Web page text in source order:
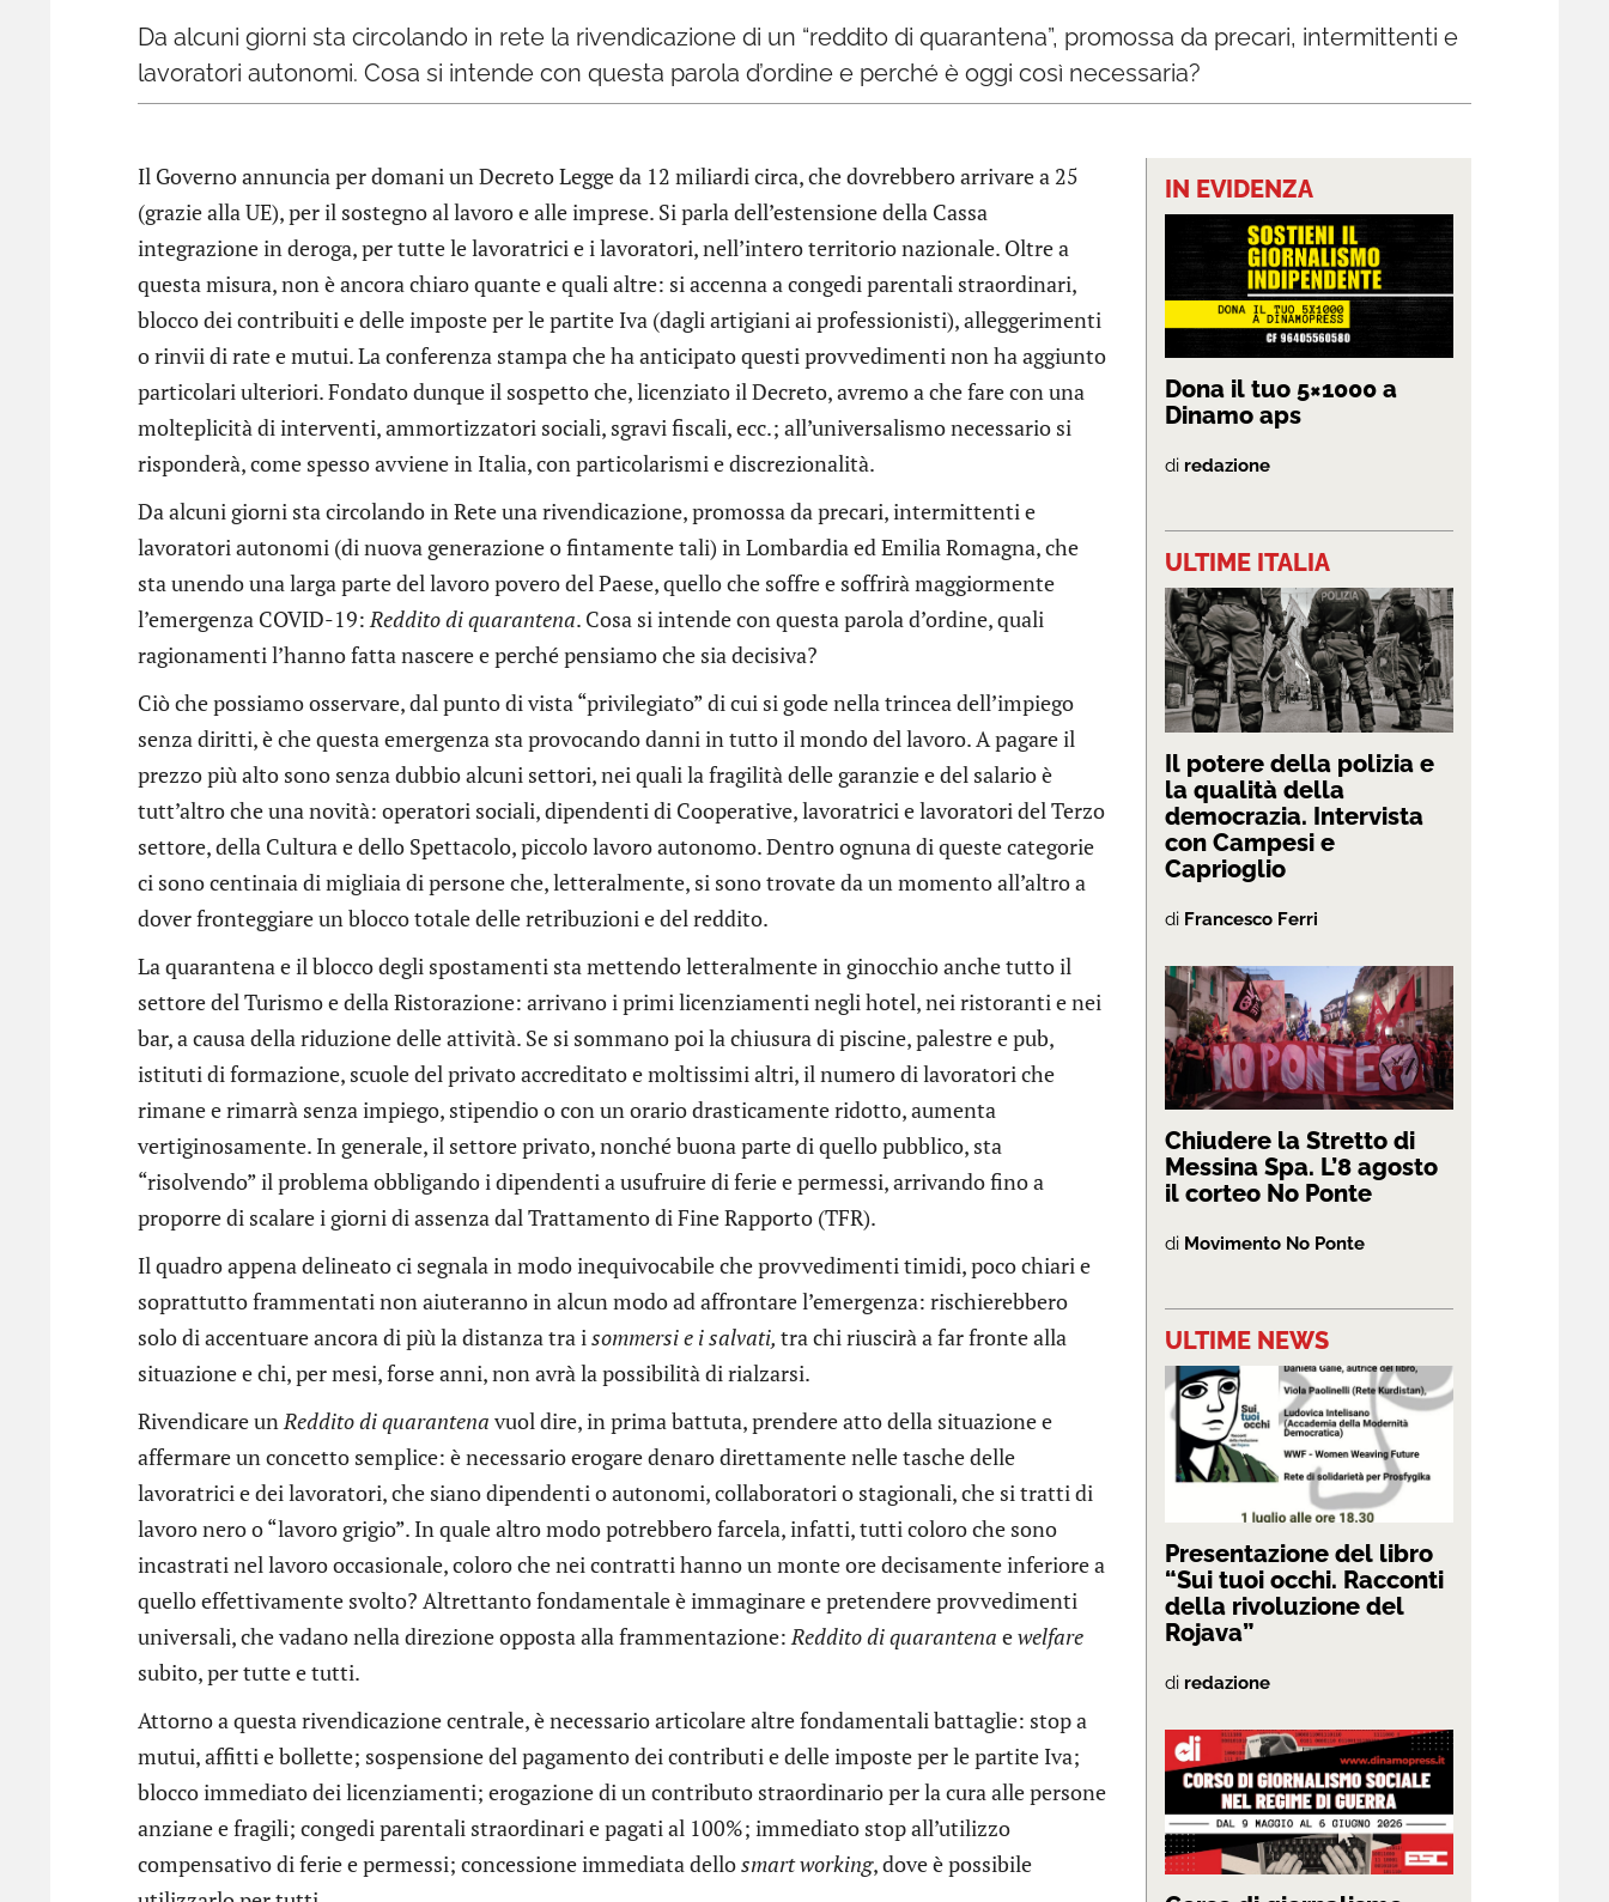
Da alcuni giorni sta circolando in rete la rivendicazione di un “reddito di quarantena”, promossa da precari, intermittenti e
lavoratori autonomi. Cosa si intende con questa parola d’ordine e perché è oggi così necessaria?
Il Governo annuncia per domani un Decreto Legge da 12 miliardi circa, che dovrebbero arrivare a 25
(grazie alla UE), per il sostegno al lavoro e alle imprese. Si parla dell’estensione della Cassa
integrazione in deroga, per tutte le lavoratrici e i lavoratori, nell’intero territorio nazionale. Oltre a
questa misura, non è ancora chiaro quante e quali altre: si accenna a congedi parentali straordinari,
blocco dei contribuiti e delle imposte per le partite Iva (dagli artigiani ai professionisti), alleggerimenti
o rinvii di rate e mutui. La conferenza stampa che ha anticipato questi provvedimenti non ha aggiunto
particolari ulteriori. Fondato dunque il sospetto che, licenziato il Decreto, avremo a che fare con una
molteplicità di interventi, ammortizzatori sociali, sgravi fiscali, ecc.; all’universalismo necessario si
risponderà, come spesso avviene in Italia, con particolarismi e discrezionalità.
Da alcuni giorni sta circolando in Rete una rivendicazione, promossa da precari, intermittenti e
lavoratori autonomi (di nuova generazione o fintamente tali) in Lombardia ed Emilia Romagna, che
sta unendo una larga parte del lavoro povero del Paese, quello che soffre e soffrirà maggiormente
l’emergenza COVID-19:Reddito di quarantena. Cosa si intende con questa parola d’ordine, quali
ragionamenti l’hanno fatta nascere e perché pensiamo che sia decisiva?
Ciò che possiamo osservare, dal punto di vista “privilegiato” di cui si gode nella trincea dell’impiego
senza diritti, è che questa emergenza sta provocando danni in tutto il mondo del lavoro. A pagare il
prezzo più alto sono senza dubbio alcuni settori, nei quali la fragilità delle garanzie e del salario è
tutt’altro che una novità: operatori sociali, dipendenti di Cooperative, lavoratrici e lavoratori del Terzo
settore, della Cultura e dello Spettacolo, piccolo lavoro autonomo. Dentro ognuna di queste categorie
ci sono centinaia di migliaia di persone che, letteralmente, si sono trovate da un momento all’altro a
dover fronteggiare un blocco totale delle retribuzioni e del reddito.
La quarantena e il blocco degli spostamenti sta mettendo letteralmente in ginocchio anche tutto il
settore del Turismo e della Ristorazione: arrivano i primi licenziamenti negli hotel, nei ristoranti e nei
bar, a causa della riduzione delle attività. Se si sommano poi la chiusura di piscine, palestre e pub,
istituti di formazione, scuole del privato accreditato e moltissimi altri, il numero di lavoratori che
rimane e rimarrà senza impiego, stipendio o con un orario drasticamente ridotto, aumenta
vertiginosamente. In generale, il settore privato, nonché buona parte di quello pubblico, sta
“risolvendo” il problema obbligando i dipendenti a usufruire di ferie e permessi, arrivando fino a
proporre di scalare i giorni di assenza dal Trattamento di Fine Rapporto (TFR).
Il quadro appena delineato ci segnala in modo inequivocabile che provvedimenti timidi, poco chiari e
soprattutto frammentati non aiuteranno in alcun modo ad affrontare l’emergenza: rischierebbero
solo di accentuare ancora di più la distanza tra isommersi e i salvati, tra chi riuscirà a far fronte alla
situazione e chi, per mesi, forse anni, non avrà la possibilità di rialzarsi.
Rivendicare unReddito di quarantena vuol dire, in prima battuta, prendere atto della situazione e
affermare un concetto semplice: è necessario erogare denaro direttamente nelle tasche delle
lavoratrici e dei lavoratori, che siano dipendenti o autonomi, collaboratori o stagionali, che si tratti di
lavoro nero o “lavoro grigio”. In quale altro modo potrebbero farcela, infatti, tutti coloro che sono
incastrati nel lavoro occasionale, coloro che nei contratti hanno un monte ore decisamente inferiore a
quello effettivamente svolto? Altrettanto fondamentale è immaginare e pretendere provvedimenti
universali, che vadano nella direzione opposta alla frammentazione:Reddito di quarantena ewelfare
subito, per tutte e tutti.
Attorno a questa rivendicazione centrale, è necessario articolare altre fondamentali battaglie: stop a
mutui, affitti e bollette; sospensione del pagamento dei contributi e delle imposte per le partite Iva;
blocco immediato dei licenziamenti; erogazione di un contributo straordinario per la cura alle persone
anziane e fragili; congedi parentali straordinari e pagati al 100%; immediato stop all’utilizzo
compensativo di ferie e permessi; concessione immediata dellosmart working, dove è possibile
IN EVIDENZA
Dona il tuo 5×1000 a
Dinamo aps
di redazione
ULTIME ITALIA
Il potere della polizia e
la qualità della
democrazia. Intervista
con Campesi e
Caprioglio
di Francesco Ferri
Chiudere la Stretto di
Messina Spa. L’8 agosto
il corteo No Ponte
di Movimento No Ponte
ULTIME NEWS
Presentazione del libro
“Sui tuoi occhi. Racconti
della rivoluzione del
Rojava”
di redazione